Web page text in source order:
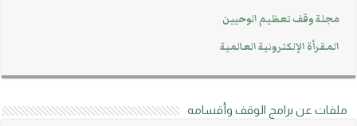
مجلة وقف تعظيم الوحيين
المقرأة الإلكترونية العالمية
ملفات عن برامج الوقف وأقسامه